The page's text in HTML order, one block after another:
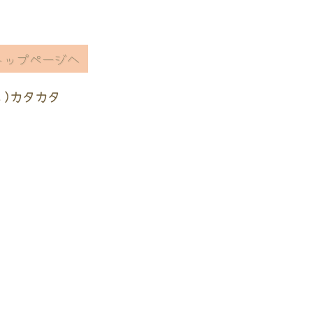
カタカタ
ップページへ